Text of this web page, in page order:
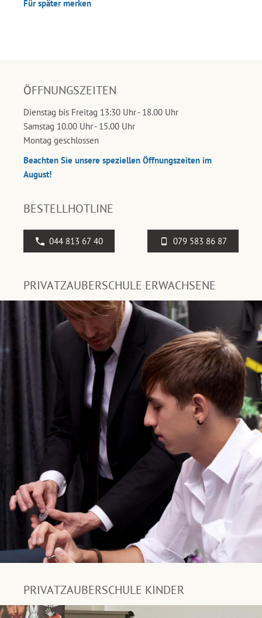
Für später merken
ÖFFNUNGSZEITEN
Dienstag bis Freitag 13:30 Uhr - 18.00 Uhr
Samstag 10.00 Uhr - 15.00 Uhr
Montag geschlossen
Beachten Sie unsere speziellen Öffnungszeiten im
August!
BESTELLHOTLINE
044 813 67 40 079 583 86 87
PRIVATZAUBERSCHULE ERWACHSENE
PRIVATZAUBERSCHULE KINDER